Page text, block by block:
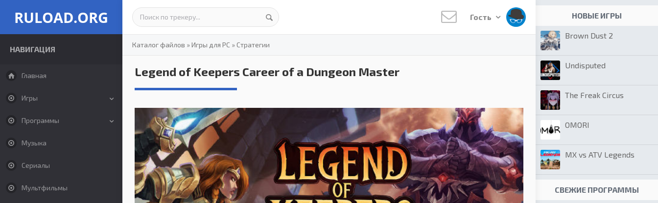
RULOAD.ORG
НАВИГАЦИЯ
Главная
Игры
Программы
Музыка
Сериалы
Мультфильмы
Гость
Каталог файлов »Игры для PC »Стратегии
Legend of Keepers Career of a Dungeon Master
НОВЫЕ ИГРЫ
Brown Dust 2
Undisputed
The Freak Circus
OMORI
MX vs ATV Legends
СВЕЖИЕ ПРОГРАММЫ